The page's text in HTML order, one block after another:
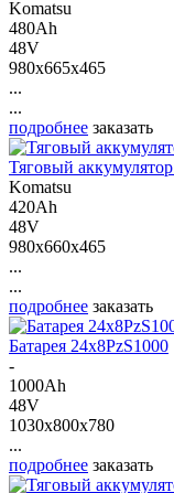
Komatsu
480Ah
48V
980x665x465
...
...
подробнее заказать
Тяговый
Komatsu
420Ah
48V
980x660x465
...
...
подробнее заказать
Батарея 24х8PzS1000
-
1000Ah
48V
1030x800x780
...
подробнее заказать